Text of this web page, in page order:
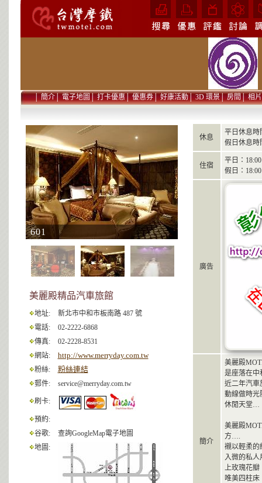
│簡介│電子地圖│打卡優惠│優惠券│好康活動│3D 環景│房間│相片
601
美麗殿精品汽車旅館
地址:
新北市中和市板南路 487 號
電話:
02-2222-6868
傳真:
02-2228-8531
網站:
http://www.merryday.com.tw
粉絲: 粉絲連結
郵件: service@merryday.com.tw
刷卡:
預約:
谷歌:
查詢GoogleMap電子地圖
地圖:
休息
平日休息時
假日休息時
住宿
平日：
假日：
廣告
簡介
美麗殿
是座落在
近二年汽車
動線做時光
休閒天堂…
美麗殿
方….
襯以輕柔的
入微的私人
上玫瑰花瓣
唯美四柱床